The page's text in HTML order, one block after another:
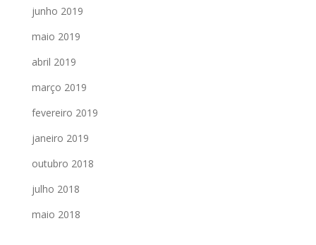
junho 2019
maio 2019
abril 2019
março 2019
fevereiro 2019
janeiro 2019
outubro 2018
julho 2018
maio 2018